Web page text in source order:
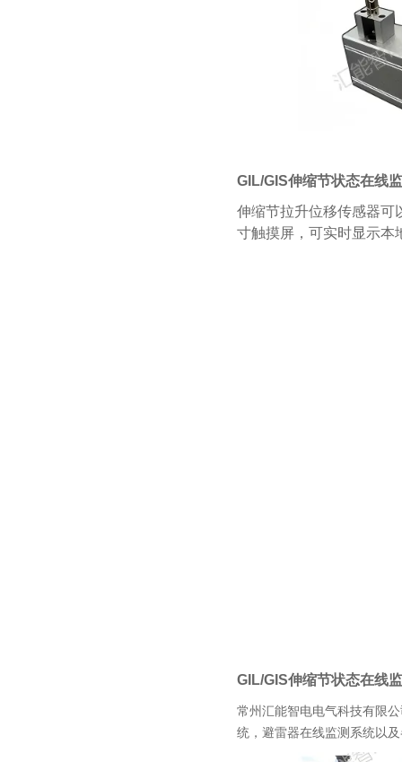
GIL/GIS伸缩节状态在线
伸缩节拉升位移传感器可
寸触摸屏，可实时显示本
GIL/GIS伸缩节状态在线
常州汇能智电电气科技有限
统，避雷器在线监测系统以